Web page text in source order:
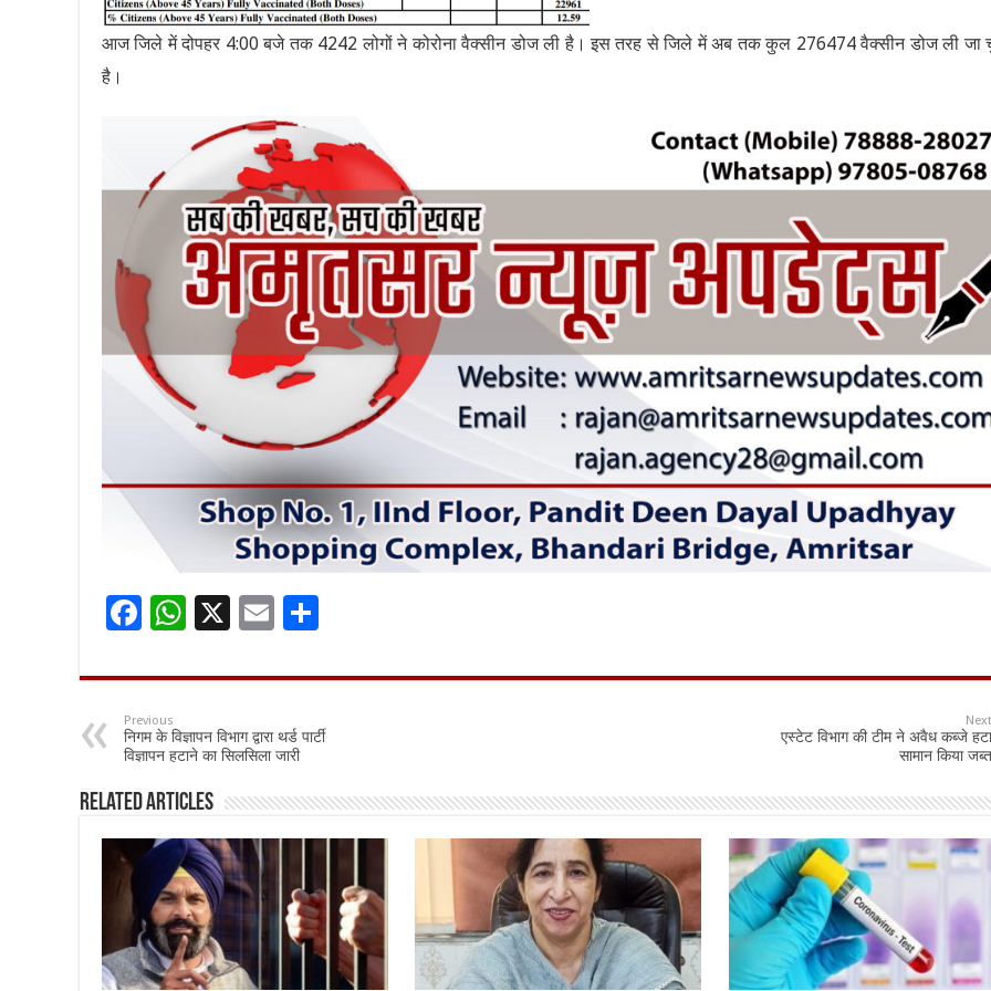
आज जिले में दोपहर 4:00 बजे तक 4242 लोगों ने कोरोना वैक्सीन डोज ली है। इस तरह से जिले में अब तक कुल 276474 वैक्सीन डोज ली जा
है।
F
e
b
o
o
W
at
sA
p
p
X
E
ai ar
e
Previous
निगम के विज्ञापन विभाग द्वारा थर्ड पार्टी
विज्ञापन हटाने का सिलसिला जारी
Next
एस्टेट विभाग की टीम ने अवैध कब्जे हटा
सामान किया जब्त
Related Articles